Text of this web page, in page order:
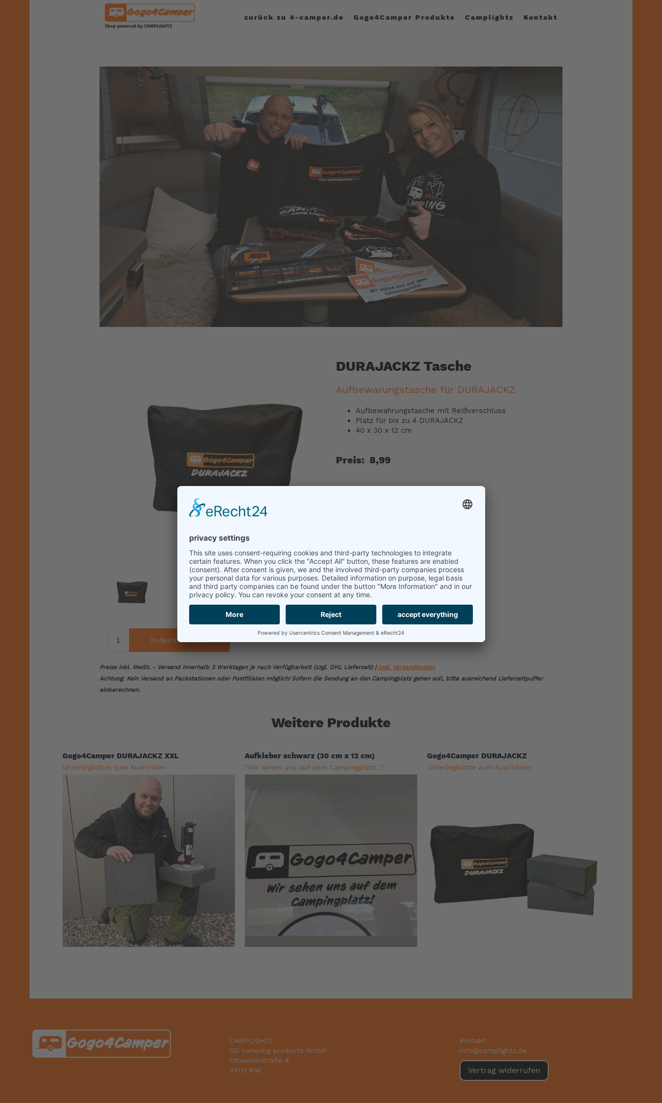
zurück zu 4-camper.de Gogo4Camper Produkte Camplightz Kontakt
DURAJACKZ Tasche
Aufbewarungstasche für DURAJACKZ
Aufbewahrungstasche mit Reißverschluss
Platz für bis zu 4 DURAJACKZ
40 x 30 x 12 cm
Preis: 8,99
Preise inkl. MwSt. - Versand innerhalb 3 Werktagen je nach Verfügbarkeit (zzgl. DHL Lieferzeit) | zzgl. Versandkosten
Achtung: Kein Versand an Packstationen oder Postfilialen möglich! Sofern die Sendung an den Campingplatz gehen soll, bitte ausreichend Lieferzeitpuffer
einberechnen.
Weitere Produkte
Gogo4Camper DURAJACKZ XXL
Unterlegklötze zum Ausrichten
Aufkleber schwarz (30 cm x 12 cm)
"Wir sehen uns auf dem Campingplatz..."
Gogo4Camper DURAJACKZ
Unterlegklötze zum Ausrichten
Kontakt:
info@camplightz.de
Vertrag widerrufen
CAMPLIGHTZ
GD camping products GmbH
Ottweilerstraße 8
24113 Kiel